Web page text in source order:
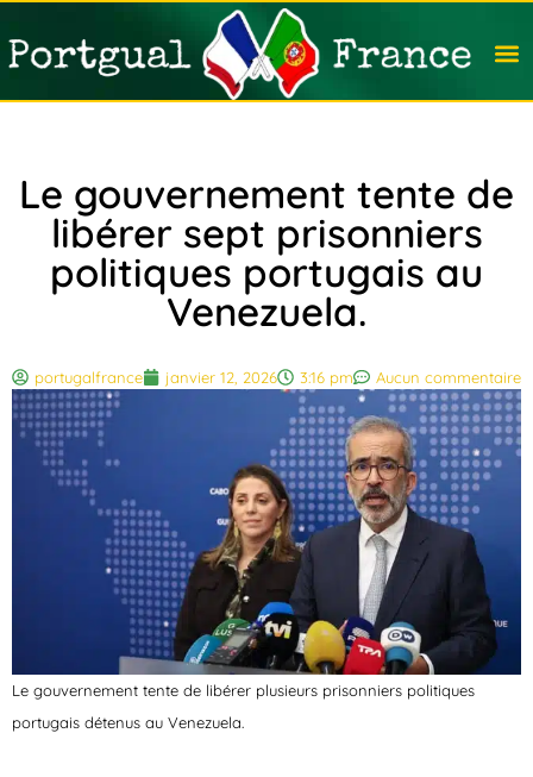
Le gouvernement tente de
libérer sept prisonniers
politiques portugais au
Venezuela.
portugalfrance janvier 12, 2026 3:16 pm Aucun commentaire
Le gouvernement tente de libérer plusieurs prisonniers politiques
portugais détenus au Venezuela.